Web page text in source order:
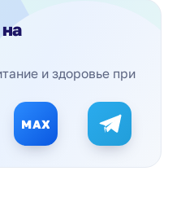
и здоровье при
MAX